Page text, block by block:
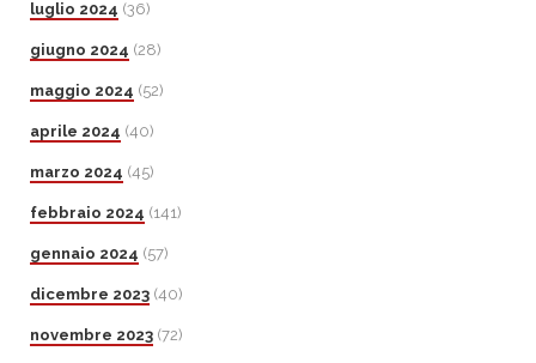
luglio 2024 (36)
giugno 2024 (28)
maggio 2024 (52)
aprile 2024 (40)
marzo 2024 (45)
febbraio 2024 (141)
gennaio 2024 (57)
dicembre 2023 (40)
novembre 2023 (72)